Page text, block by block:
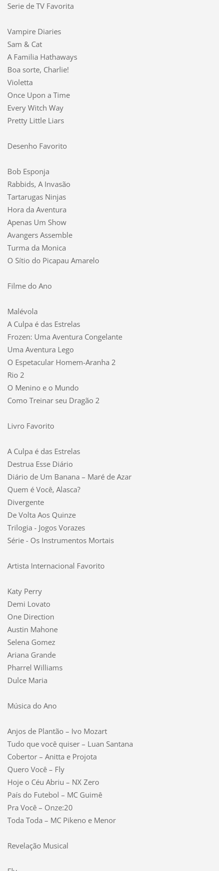
Serie de TV Favorita
Vampire Diaries
Sam & Cat
A Familia Hathaways
Boa sorte, Charlie!
Violetta
Once Upon a Time
Every Witch Way
Pretty Little Liars
Desenho Favorito
Bob Esponja
Rabbids, A Invasão
Tartarugas Ninjas
Hora da Aventura
Apenas Um Show
Avangers Assemble
Turma da Monica
O Sítio do Picapau Amarelo
Filme do Ano
Malévola
A Culpa é das Estrelas
Frozen: Uma Aventura Congelante
Uma Aventura Lego
O Espetacular Homem-Aranha 2
Rio 2
O Menino e o Mundo
Como Treinar seu Dragão 2
Livro Favorito
A Culpa é das Estrelas
Destrua Esse Diário
Diário de Um Banana – Maré de Azar
Quem é Você, Alasca?
Divergente
De Volta Aos Quinze
Trilogia - Jogos Vorazes
Série - Os Instrumentos Mortais
Artista Internacional Favorito
Katy Perry
Demi Lovato
One Direction
Austin Mahone
Selena Gomez
Ariana Grande
Pharrel Williams
Dulce Maria
Música do Ano
Anjos de Plantão – Ivo Mozart
Tudo que você quiser – Luan Santana
Cobertor – Anitta e Projota
Quero Você – Fly
Hoje o Céu Abriu – NX Zero
País do Futebol – MC Guimê
Pra Você – Onze:20
Toda Toda – MC Pikeno e Menor
Revelação Musical